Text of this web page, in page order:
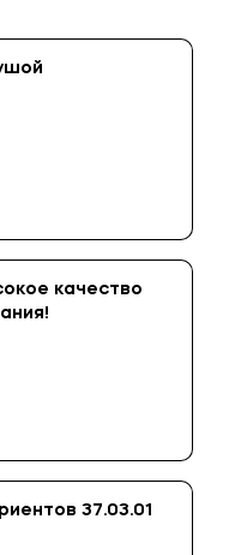
качество
37.03.01